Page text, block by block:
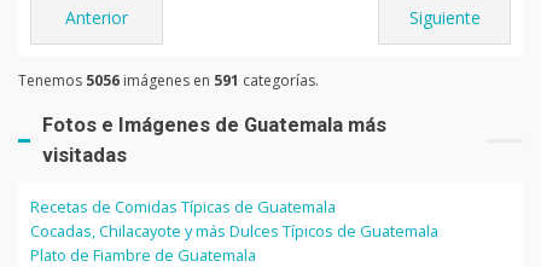
Anterior Siguiente
Tenemos 5056 imágenes en 591 categorías.
Fotos e Imágenes de Guatemala más
visitadas
Recetas de Comidas Típicas de Guatemala
Cocadas, Chilacayote y más Dulces Típicos de Guatemala
Plato de Fiambre de Guatemala